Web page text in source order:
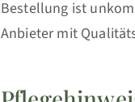
Bestellung ist
Anbieter mit